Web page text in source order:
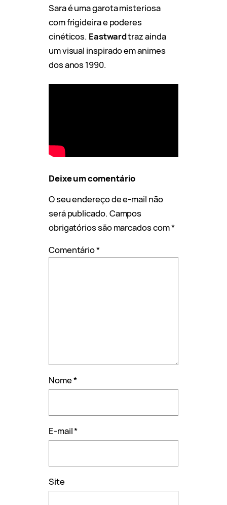
Sara é uma garota misteriosa
com frigideira e poderes
cinéticos. Eastwardtraz ainda
um visual inspirado em animes
dos anos 1990.
Deixe um comentário
O seu endereço de e-mail não
será publicado. Campos
obrigatórios são marcados com*
Comentário*
Nome*
E-mail*
Site